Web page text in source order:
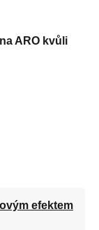
ARO kvůli
efektem